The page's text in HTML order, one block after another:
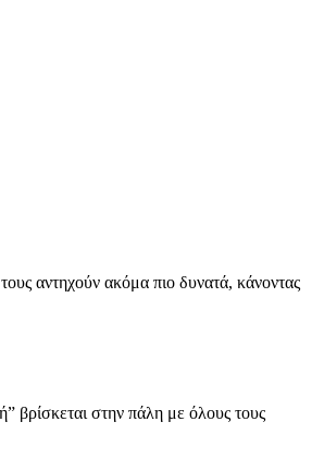
αντηχούν ακόμα πιο δυνατά, κάνοντας
βρίσκεται στην πάλη με όλους τους